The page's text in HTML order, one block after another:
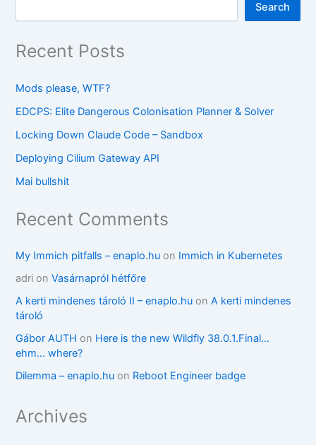
Search
Recent Posts
Mods please, WTF?
EDCPS: Elite Dangerous Colonisation Planner & Solver
Locking Down Claude Code – Sandbox
Deploying Cilium Gateway API
Mai bullshit
Recent Comments
My Immich pitfalls – enaplo.hu on Immich in Kubernetes
adri onVasárnapról hétfőre
A kerti mindenes tároló II – enaplo.hu onA kerti mindenes
tároló
Gábor AUTH on Here is the new Wildfly 38.0.1.Final…
ehm… where?
Dilemma – enaplo.hu on Reboot Engineer badge
Archives